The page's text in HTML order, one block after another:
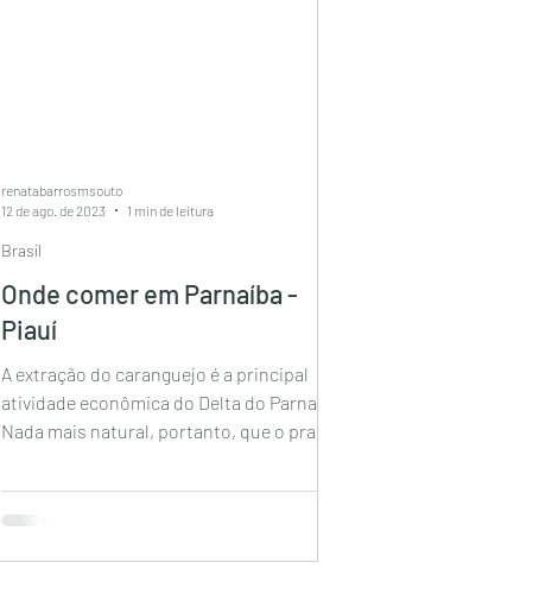
Onde comer em Parnaíba -
Piauí
A extração do caranguejo é a principal
atividade econômica do Delta do Parnaíba.
Nada mais natural, portanto, que o prato
Brasil
renatabarrosmsouto
12 de ago. de 2023
1 min de leitura